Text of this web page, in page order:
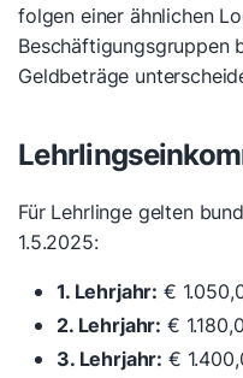
folgen einer ähnlichen
Beschäftigungsgruppen
Geldbeträge
Für Lehrlinge gelten
1.5.2025:
1. Lehrjahr: €
2. Lehrjahr: €
3. Lehrjahr: €